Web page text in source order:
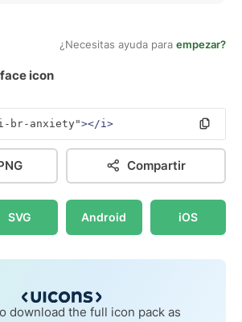
¿Necesitas ayuda para empezar?
icon
anxiety"></i>
Compartir
SVG Android iOS
download the full icon pack as